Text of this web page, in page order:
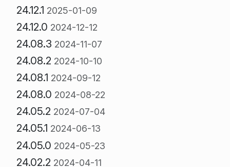
24.12.1 2025-01-09
24.12.0 2024-12-12
24.08.3 2024-11-07
24.08.2 2024-10-10
24.08.1 2024-09-12
24.08.0 2024-08-22
24.05.2 2024-07-04
24.05.1 2024-06-13
24.05.0 2024-05-23
24.02.2 2024-04-11